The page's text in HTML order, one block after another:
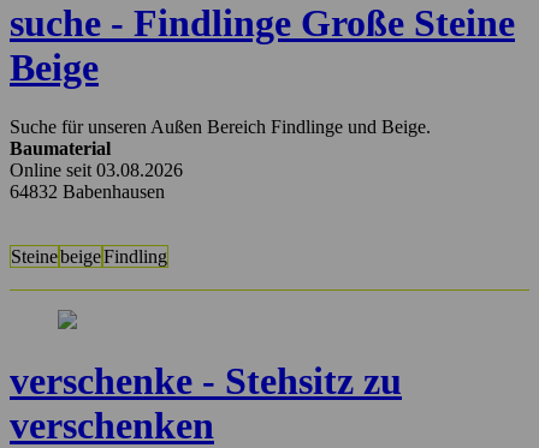
suche - Findlinge Große Steine
Beige
Suche für unseren Außen Bereich Findlinge und Beige.
Baumaterial
Online seit 03.08.2026
64832 Babenhausen
SteinebeigeFindling
verschenke - Stehsitz zu
verschenken